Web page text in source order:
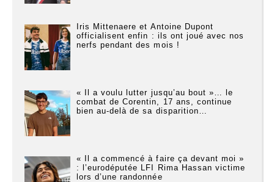
Iris Mittenaere et Antoine Dupont
officialisent enfin : ils ont joué avec nos
nerfs pendant des mois !
« Il a voulu lutter jusqu’au bout »… le
combat de Corentin, 17 ans, continue
bien au-delà de sa disparition…
« Il a commencé à faire ça devant moi »
: l’eurodéputée LFI Rima Hassan victime
lors d’une randonnée